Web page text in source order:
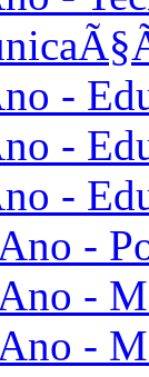
-
-
-
-
-
-